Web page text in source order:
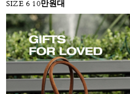
SIZE 6 10만원대